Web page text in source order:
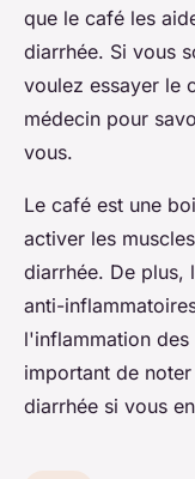
que le café les
diarrhée. Si vous
voulez essayer le
médecin pour
vous.
Le café est une
activer les
diarrhée. De plus,
anti-
l'inflammation
important de
diarrhée si vous